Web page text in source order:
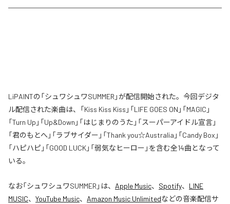
LiPAINTの「シュワシュワSUMMER」が配信開始された。今回デジタ
ル配信された楽曲は、「Kiss Kiss Kiss」「LIFE GOES ON」「MAGIC」
「Turn Up」「Up&Down」「はじまりのうた」「スーパーアイドル宣言」
「君のもとへ」「ラブサイダー」「Thank you☆Australia」「Candy Box」
「ハピハピ」「GOOD LUCK」「弱気なヒーロー」を含む全14曲となって
いる。
なお「シュワシュワSUMMER 」は、 Apple Music、 Spotify、 LINE
MUSIC、 YouTube Music、 Amazon Music Unlimitedなどの音楽配信サ